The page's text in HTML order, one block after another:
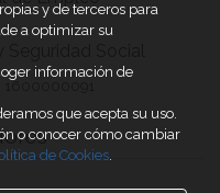
1600000091
y de terceros para
a optimizar su
información de
que acepta su uso.
o conocer cómo cambiar
de Cookies.